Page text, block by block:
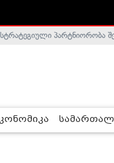
არალეგიტიმურია -
პარტნიორობა